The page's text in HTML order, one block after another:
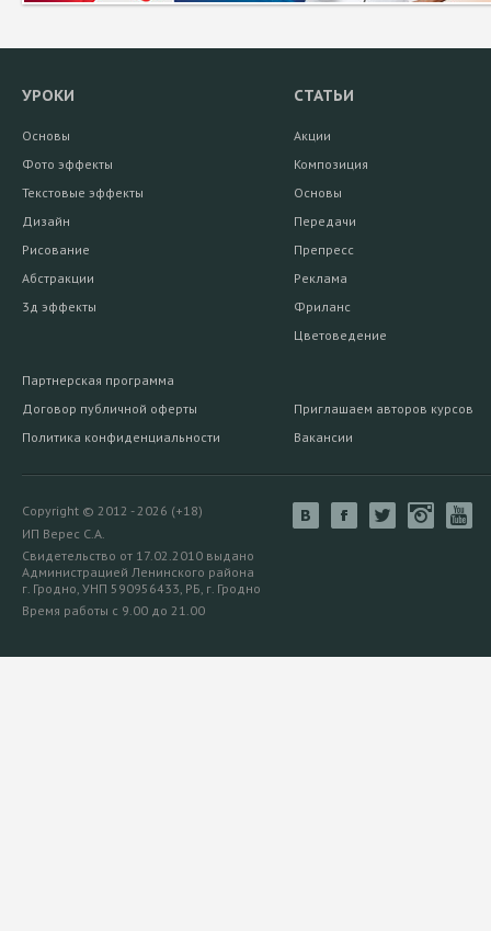
УРОКИ
Основы
Фото эффекты
Текстовые эффекты
Дизайн
Рисование
Абстракции
3д эффекты
СТАТЬИ
Акции
Композиция
Основы
Передачи
Препресс
Реклама
Фриланс
Цветоведение
Партнерская программа
Договор публичной оферты
Политика конфиденциальности
Приглашаем авторов курсов
Вакансии
Copyright © 2012 - 2026 (+18)
ИП Верес С.А.
Свидетельство от 17.02.2010 выдано
Администрацией Ленинского района
г. Гродно, УНП 590956433, РБ, г. Гродно
Время работы с 9.00 до 21.00